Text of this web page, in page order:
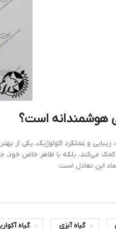
است؟
اکولوژیک، یکی از بهترین گزینه‌ها
ظاهر خاص خود، حس آرامش و
گیاه آکواریومی